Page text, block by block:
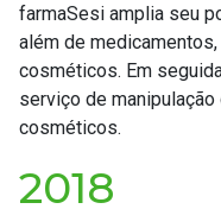
farmaSesi amplia seu
além de
cosméticos. Em
serviço de
cosméticos.
2018